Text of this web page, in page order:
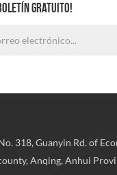
GRATUITO!
318, Guanyin Rd. of
Anqing, Anhui